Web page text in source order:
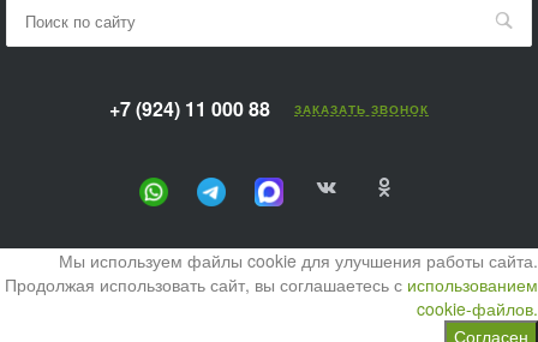
+7 (924) 11 000 88 ЗАКАЗАТЬ ЗВОНОК
Мы используем файлы cookie для улучшения работы сайта.
Продолжая использовать сайт, вы соглашаетесь с использованием
cookie-файлов.
Согласен